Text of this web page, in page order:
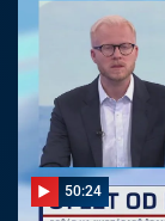
50:24